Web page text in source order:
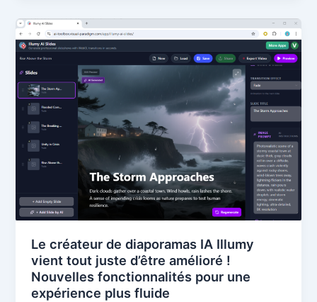
Le créateur de diaporamas IA Illumy
vient tout juste d’être amélioré !
Nouvelles fonctionnalités pour une
expérience plus fluide